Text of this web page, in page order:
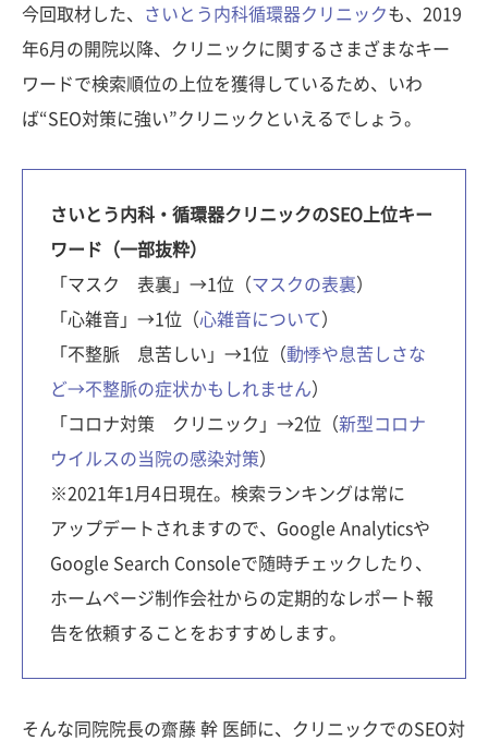
今回取材した、 さいとう内科循環器クリニックも、2019
年6月の開院以降、クリニックに関するさまざまなキー
ワードで検索順位の上位を獲得しているため、いわ
ば“SEO対策に強い”クリニックといえるでしょう。
さいとう内科・循環器クリニックのSEO上位キー
ワード（一部抜粋）
「マスク 表裏」→1位（マスクの表裏）
「心雑音」→1位（心雑音について ）
「不整脈 息苦しい」→1位（動悸や息苦しさな
ど→不整脈の症状かもしれません）
「コロナ対策 クリニック」→2位（新型コロナ
ウイルスの当院の感染対策）
※2021年1月4日現在。検索ランキングは常に
アップデートされますので、Google Analyticsや
Google Search Consoleで随時チェックしたり、
ホームページ制作会社からの定期的なレポート報
告を依頼することをおすすめします。
そんな同院院長の齋藤 幹 医師に、クリニックでのSEO対